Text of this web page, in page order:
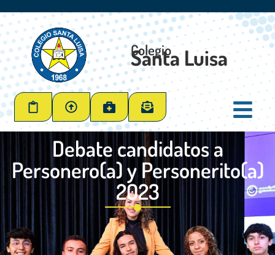
Colegio
Santa Luisa
Debate candidatos a
Personero(a) y Personerito(a)
2023